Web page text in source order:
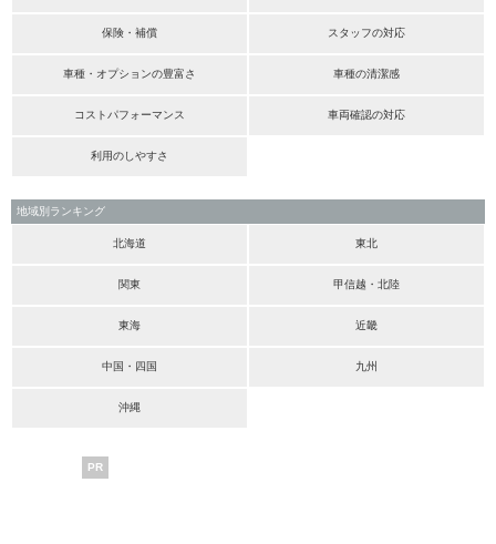
保険・補償 スタッフの対応
車種・オプションの豊富さ 車種の清潔感
コストパフォーマンス 車両確認の対応
利用のしやすさ
地域別ランキング
北海道 東北
関東 甲信越・北陸
東海 近畿
中国・四国 九州
沖縄
PR